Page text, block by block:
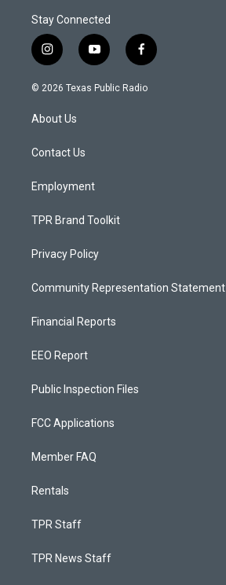
Stay Connected
i
n
s
g
a
y
o
u
f
a
c
© 2026 Texas Public Radio
About Us
Contact Us
Employment
TPR Brand Toolkit
Privacy Policy
Community Representation Statement
Financial Reports
EEO Report
Public Inspection Files
FCC Applications
Member FAQ
Rentals
TPR Staff
TPR News Staff